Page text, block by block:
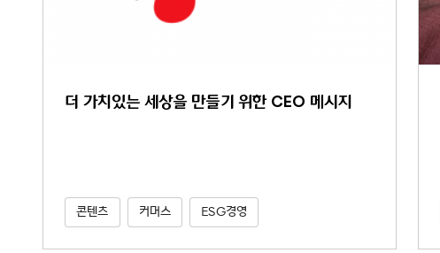
더 가치있는 세상을 만들기 위한 CEO 메시지
콘텐츠 커머스 ESG경영